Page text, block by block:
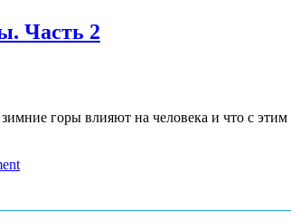
Часть 2
горы влияют на человека и что с